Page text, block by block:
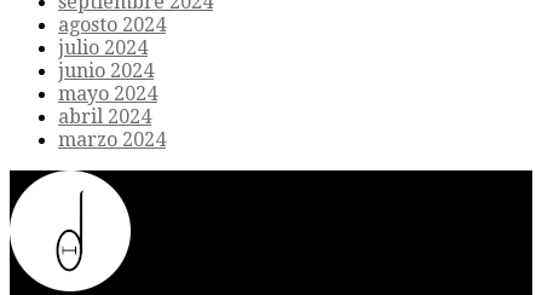
agosto 2024
julio 2024
junio 2024
mayo 2024
abril 2024
marzo 2024